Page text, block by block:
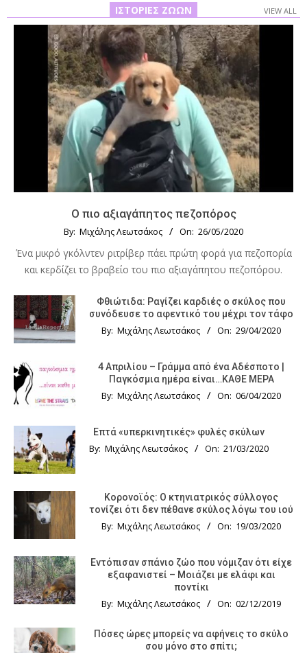
ΙΣΤΟΡΊΕΣ ΖΏΩΝ VIEW ALL
Ο πιο αξιαγάπητος πεζοπόρος
By: Μιχάλης Λεωτσάκος On: 26/05/2020
Ένα μικρό γκόλντεν ριτρίβερ πάει πρώτη φορά για πεζοπορία
και κερδίζει το βραβείο του πιο αξιαγάπητου πεζοπόρου.
Φθιώτιδα: Ραγίζει καρδιές ο σκύλος που
συνόδευσε το αφεντικό του μέχρι τον τάφο
By: Μιχάλης Λεωτσάκος On: 29/04/2020
4 Απριλίου – Γράμμα από ένα Αδέσποτο |
Παγκόσμια ημέρα είναι…ΚΑΘΕ ΜΕΡΑ
By: Μιχάλης Λεωτσάκος On: 06/04/2020
Επτά «υπερκινητικές» φυλές σκύλων
By: Μιχάλης Λεωτσάκος On: 21/03/2020
Κορονοϊός: Ο κτηνιατρικός σύλλογος
τονίζει ότι δεν πέθανε σκύλος λόγω του ιού
By: Μιχάλης Λεωτσάκος On: 19/03/2020
Εντόπισαν σπάνιο ζώο που νόμιζαν ότι είχε
εξαφανιστεί – Μοιάζει με ελάφι και
ποντίκι
By: Μιχάλης Λεωτσάκος On: 02/12/2019
Πόσες ώρες μπορείς να αφήνεις το σκύλο
σου μόνο στο σπίτι;